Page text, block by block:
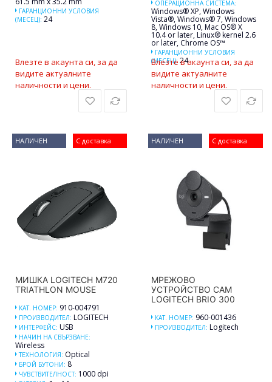
ГАРАНЦИОННИ УСЛОВИЯ
(МЕСЕЦ): 24
Влезте в акаунта си, за да
видите актуалните
наличности и цени.
ОПЕРАЦИОННА СИСТЕМА:
Windows® XP, Windows
Vista®, Windows® 7, Windows
8, Windows 10, Mac OS® X
10.4 or later, Linux® kernel 2.6
or later, Chrome OS™
ГАРАНЦИОННИ УСЛОВИЯ
(МЕСЕЦ): 24
Влезте в акаунта си, за да
видите актуалните
наличности и цени.
С доставка
НАЛИЧЕН
МИШКА LOGITECH M720
TRIATHLON MOUSE
КАТ. НОМЕР: 910-004791
ПРОИЗВОДИТЕЛ: LOGITECH
ИНТЕРФЕЙС: USB
НАЧИН НА СВЪРЗВАНЕ:
Wireless
ТЕХНОЛОГИЯ: Optical
БРОЙ БУТОНИ: 8
ЧУВСТВИТЕЛНОСТ: 1000 dpi
С доставка
НАЛИЧЕН
МРЕЖОВО
УСТРОЙСТВО CAM
LOGITECH BRIO 300
КАТ. НОМЕР: 960-001436
ПРОИЗВОДИТЕЛ: Logitech